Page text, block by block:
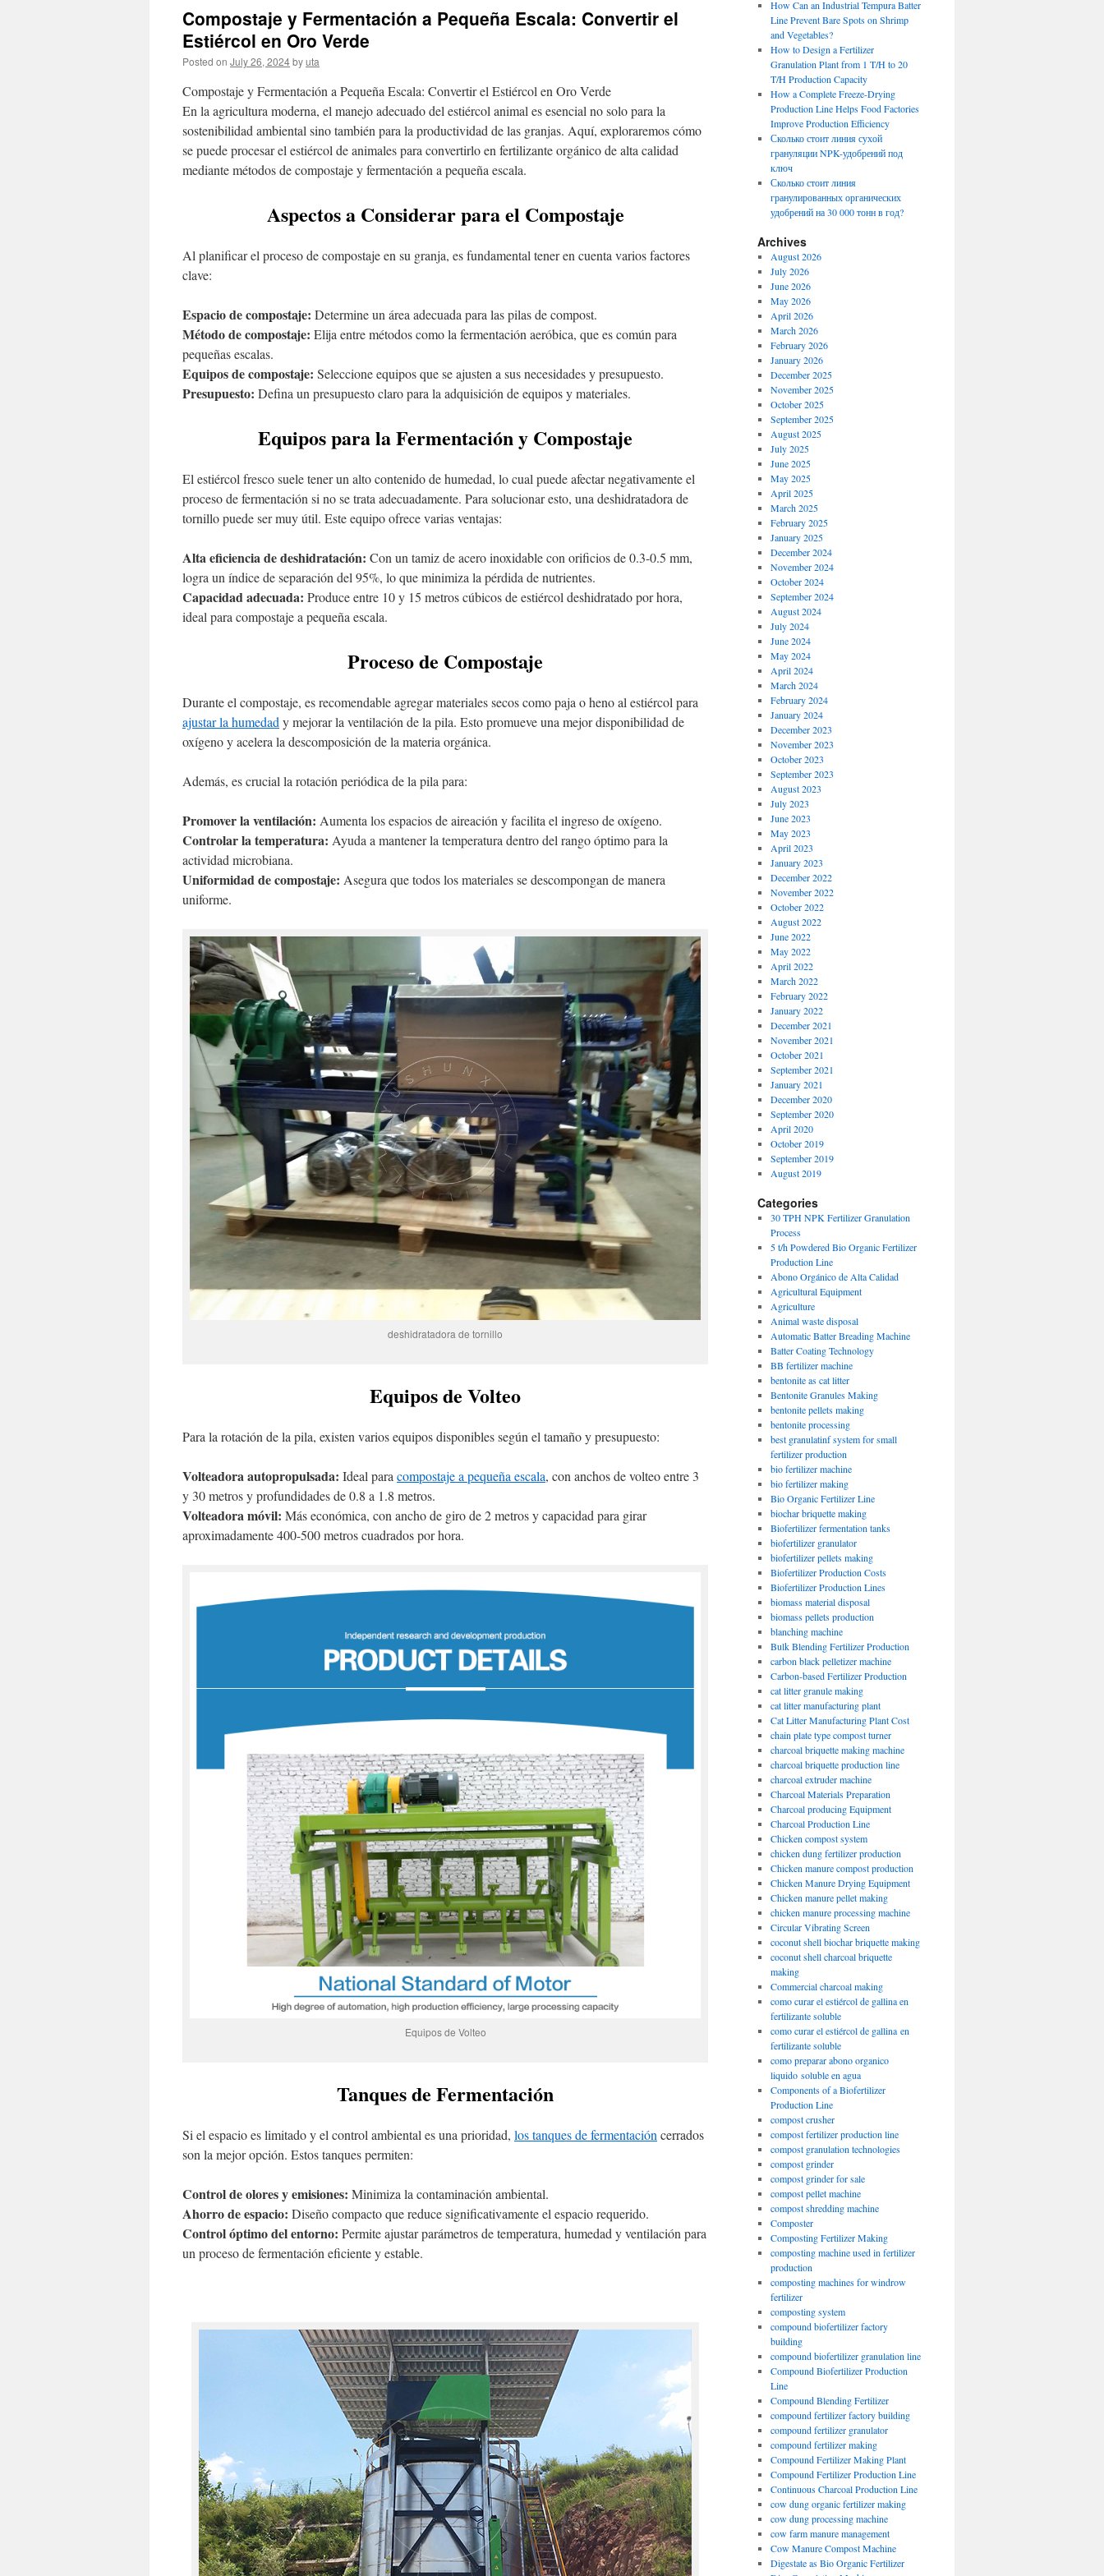
Compostaje y Fermentación a Pequeña Escala: Convertir el
Estiércol en Oro Verde
Posted on July 26, 2024byuta
Compostaje y Fermentación a Pequeña Escala: Convertir el Estiércol en Oro Verde
En la agricultura moderna, el manejo adecuado del estiércol animal es esencial no solo para la
sostenibilidad ambiental sino también para la productividad de las granjas. Aquí, exploraremos cómo
se puede procesar el estiércol de animales para convertirlo en fertilizante orgánico de alta calidad
mediante métodos de compostaje y fermentación a pequeña escala.
Aspectos a Considerar para el Compostaje
Al planificar el proceso de compostaje en su granja, es fundamental tener en cuenta varios factores
clave:
Espacio de compostaje: Determine un área adecuada para las pilas de compost.
Método de compostaje: Elija entre métodos como la fermentación aeróbica, que es común para
pequeñas escalas.
Equipos de compostaje: Seleccione equipos que se ajusten a sus necesidades y presupuesto.
Presupuesto: Defina un presupuesto claro para la adquisición de equipos y materiales.
Equipos para la Fermentación y Compostaje
El estiércol fresco suele tener un alto contenido de humedad, lo cual puede afectar negativamente el
proceso de fermentación si no se trata adecuadamente. Para solucionar esto, una deshidratadora de
tornillo puede ser muy útil. Este equipo ofrece varias ventajas:
Alta eficiencia de deshidratación: Con un tamiz de acero inoxidable con orificios de 0.3-0.5 mm,
logra un índice de separación del 95%, lo que minimiza la pérdida de nutrientes.
Capacidad adecuada: Produce entre 10 y 15 metros cúbicos de estiércol deshidratado por hora,
ideal para compostaje a pequeña escala.
Proceso de Compostaje
Durante el compostaje, es recomendable agregar materiales secos como paja o heno al estiércol para
ajustar la humedad y mejorar la ventilación de la pila. Esto promueve una mejor disponibilidad de
oxígeno y acelera la descomposición de la materia orgánica.
Además, es crucial la rotación periódica de la pila para:
Promover la ventilación: Aumenta los espacios de aireación y facilita el ingreso de oxígeno.
Controlar la temperatura: Ayuda a mantener la temperatura dentro del rango óptimo para la
actividad microbiana.
Uniformidad de compostaje: Asegura que todos los materiales se descompongan de manera
uniforme.
deshidratadora de tornillo
Equipos de Volteo
Para la rotación de la pila, existen varios equipos disponibles según el tamaño y presupuesto:
Volteadora autopropulsada: Ideal para compostaje a pequeña escala, con anchos de volteo entre 3
y 30 metros y profundidades de 0.8 a 1.8 metros.
Volteadora móvil: Más económica, con ancho de giro de 2 metros y capacidad para girar
aproximadamente 400-500 metros cuadrados por hora.
Equipos de Volteo
Tanques de Fermentación
Si el espacio es limitado y el control ambiental es una prioridad, los tanques de fermentación cerrados
son la mejor opción. Estos tanques permiten:
Control de olores y emisiones: Minimiza la contaminación ambiental.
Ahorro de espacio: Diseño compacto que reduce significativamente el espacio requerido.
Control óptimo del entorno: Permite ajustar parámetros de temperatura, humedad y ventilación para
un proceso de fermentación eficiente y estable.
How Can an Industrial Tempura Batter
Line Prevent Bare Spots on Shrimp
and Vegetables?
How to Design a Fertilizer
Granulation Plant from 1 T/H to 20
T/H Production Capacity
How a Complete Freeze-Drying
Production Line Helps Food Factories
Improve Production Efficiency
Сколько стоит линия сухой
грануляции NPK-удобрений под
ключ
Сколько стоит линия
гранулированных органических
удобрений на 30 000 тонн в год?
Archives
August 2026
July 2026
June 2026
May 2026
April 2026
March 2026
February 2026
January 2026
December 2025
November 2025
October 2025
September 2025
August 2025
July 2025
June 2025
May 2025
April 2025
March 2025
February 2025
January 2025
December 2024
November 2024
October 2024
September 2024
August 2024
July 2024
June 2024
May 2024
April 2024
March 2024
February 2024
January 2024
December 2023
November 2023
October 2023
September 2023
August 2023
July 2023
June 2023
May 2023
April 2023
January 2023
December 2022
November 2022
October 2022
August 2022
June 2022
May 2022
April 2022
March 2022
February 2022
January 2022
December 2021
November 2021
October 2021
September 2021
January 2021
December 2020
September 2020
April 2020
October 2019
September 2019
August 2019
Categories
30 TPH NPK Fertilizer Granulation
Process
5 t/h Powdered Bio Organic Fertilizer
Production Line
Abono Orgánico de Alta Calidad
Agricultural Equipment
Agriculture
Animal waste disposal
Automatic Batter Breading Machine
Batter Coating Technology
BB fertilizer machine
bentonite as cat litter
Bentonite Granules Making
bentonite pellets making
bentonite processing
best granulatinf system for small
fertilizer production
bio fertilizer machine
bio fertilizer making
Bio Organic Fertilizer Line
biochar briquette making
Biofertilizer fermentation tanks
biofertilizer granulator
biofertilizer pellets making
Biofertilizer Production Costs
Biofertilizer Production Lines
biomass material disposal
biomass pellets production
blanching machine
Bulk Blending Fertilizer Production
carbon black pelletizer machine
Carbon-based Fertilizer Production
cat litter granule making
cat litter manufacturing plant
Cat Litter Manufacturing Plant Cost
chain plate type compost turner
charcoal briquette making machine
charcoal briquette production line
charcoal extruder machine
Charcoal Materials Preparation
Charcoal producing Equipment
Charcoal Production Line
Chicken compost system
chicken dung fertilizer production
Chicken manure compost production
Chicken Manure Drying Equipment
Chicken manure pellet making
chicken manure processing machine
Circular Vibrating Screen
coconut shell biochar briquette making
coconut shell charcoal briquette
making
Commercial charcoal making
como curar el estiércol de gallina en
fertilizante soluble
como curar el estiércol de gallina en
fertilizante soluble
como preparar abono organico
liquido soluble en agua
Components of a Biofertilizer
Production Line
compost crusher
compost fertilizer production line
compost granulation technologies
compost grinder
compost grinder for sale
compost pellet machine
compost shredding machine
Composter
Composting Fertilizer Making
composting machine used in fertilizer
production
composting machines for windrow
fertilizer
composting system
compound biofertilizer factory
building
compound biofertilizer granulation line
Compound Biofertilizer Production
Line
Compound Blending Fertilizer
compound fertilizer factory building
compound fertilizer granulator
compound fertilizer making
Compound Fertilizer Making Plant
Compound Fertilizer Production Line
Continuous Charcoal Production Line
cow dung organic fertilizer making
cow dung processing machine
cow farm manure management
Cow Manure Compost Machine
Digestate as Bio Organic Fertilizer